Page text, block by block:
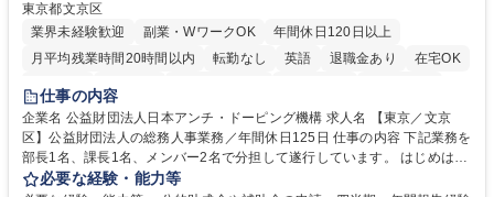
東京都文京区
業界未経験歓迎
副業・WワークOK
年間休日120日以上
月平均残業時間20時間以内
転勤なし 英語 退職金あり
在宅OK
賞与あり
育休あり
食事補助あり
仕事の内容
企業名 公益財団法人日本アンチ・ドーピング機構 求人名 【東京／文京
区】公益財団法人の総務人事業務／年間休日125日 仕事の内容 下記業務を
部長1名、課長1名、メンバー2名で分担して遂行しています。 はじめは担
当者として業務を覚えていただき、ゆくゆくはリーダーやマネージャーポ
必要な経験・能力等